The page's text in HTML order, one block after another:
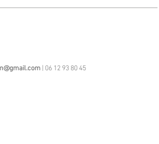
| 06 12 93 80 45